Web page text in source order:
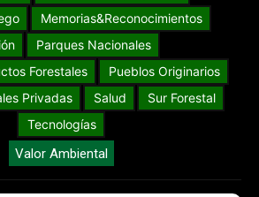
Memorias&Reconocimientos
Parques Nacionales
Forestales
Pueblos Originarios
Privadas
Salud
Sur Forestal
Tecnologías
Valor Ambiental